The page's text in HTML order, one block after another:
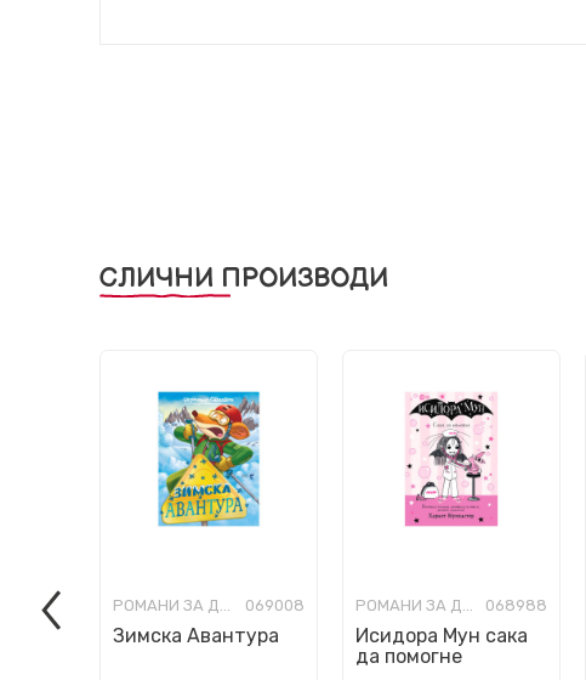
СЛИЧНИ ПРОИЗВОДИ
РОМАНИ ЗА ДЕЦА 069008
Зимска Авантура
РОМАНИ ЗА ДЕЦА 068988
Исидора Мун сака
да помогне